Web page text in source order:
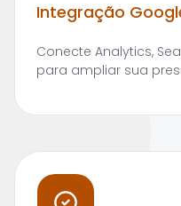
Integração
Conecte Analytics,
para ampliar sua